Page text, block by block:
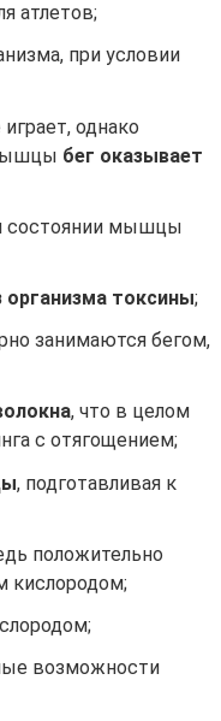
атлетов;
при условии
однако
бег оказывает
состоянии мышцы
организма токсины;
занимаются бегом,
, что в целом
с отягощением;
, подготавливая к
положительно
кислородом;
возможности